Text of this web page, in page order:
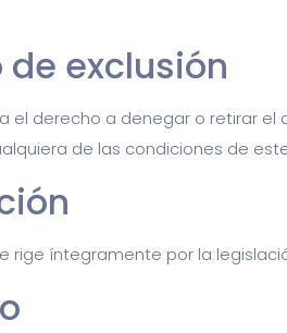
de exclusión
el derecho a denegar o retirar
de las condiciones de
rige íntegramente por la